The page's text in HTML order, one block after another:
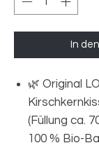
In
🌿 Original
(Füllung ca.
100 % Bio-